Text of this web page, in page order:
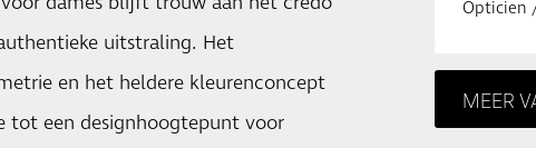
uitstraling. Het
en het heldere kleurenconcept
tot een designhoogtepunt voor
MEER